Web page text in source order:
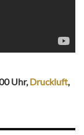
Uhr,Druckluft,